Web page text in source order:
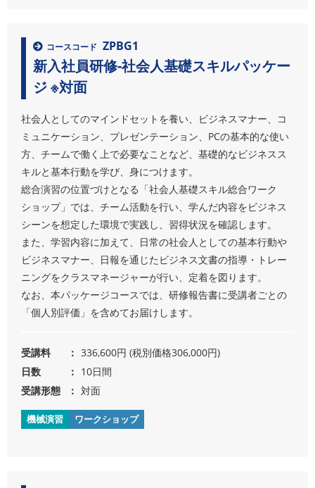
コースコード ZPBG1
新入社員研修-社会人基礎スキルパッケー
ジ ※対面
社会人としてのマインドセットを養い、ビジネスマナー、コ
ミュニケーション、プレゼンテーション、PCの基本的な使い
方、チームで働く上で必要なことなど、基礎的なビジネスス
キルと基本行動を学び、身につけます。
総合演習の位置づけとなる「社会人基礎スキル総合ワーク
ショップ」では、チーム活動を行い、学んだ内容をビジネス
シーンを想定した環境で実践し、習得状況を確認します。
また、学習内容に加えて、日常の社会人としての基本行動や
ビジネスマナー、日報を通じたビジネス文書の指導・トレー
ニングをクラスマネージャーが行い、定着を図ります。
なお、本パッケージコースでは、研修報告書に受講者ごとの
「個人別評価」を含めてお届けします。
受講料
336,600円 (税別価格306,000円)
日数
10日間
受講形態
対面
機械演習 ワークショップ